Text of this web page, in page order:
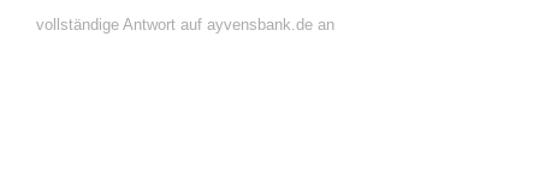
vollständige Antwort auf ayvensbank.de an